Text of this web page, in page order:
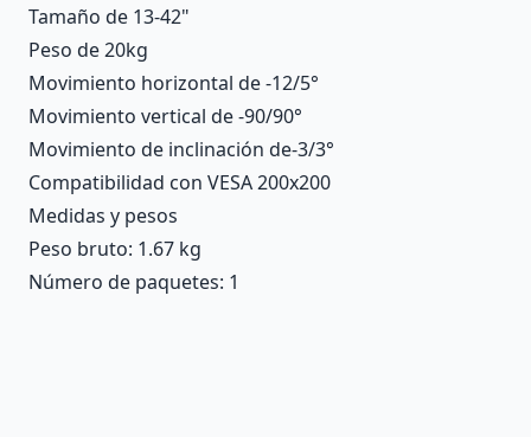
Tamaño de 13-42"
Peso de 20kg
Movimiento horizontal de -12/5°
Movimiento vertical de -90/90°
Movimiento de inclinación de-3/3°
Compatibilidad con VESA 200x200
Medidas y pesos
Peso bruto: 1.67 kg
Número de paquetes: 1